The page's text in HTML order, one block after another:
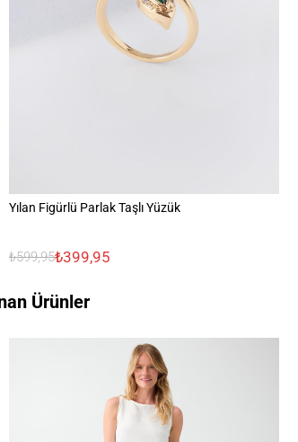
Yılan Figürlü Parlak Taşlı Yüzük
₺599,95₺399,95
Ürünler